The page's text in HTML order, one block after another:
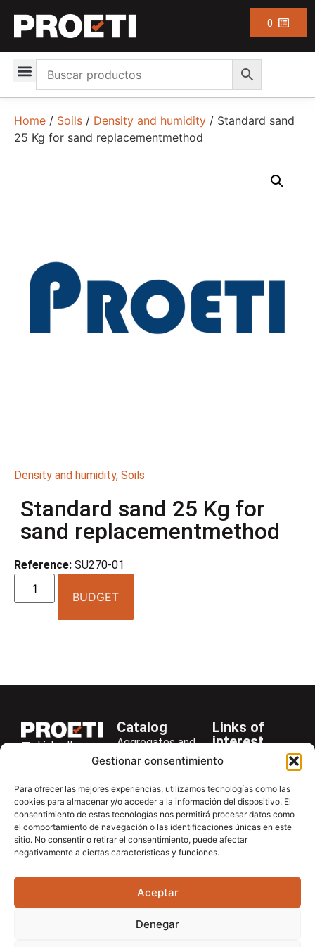
Gestionar consentimiento
Para ofrecer las mejores experiencias, utilizamos tecnologías como las
cookies para almacenar y/o acceder a la información del dispositivo. El
consentimiento de estas tecnologías nos permitirá procesar datos como
el comportamiento de navegación o las identificaciones únicas en este
sitio. No consentir o retirar el consentimiento, puede afectar
negativamente a ciertas características y funciones.
Aceptar
Denegar
0
Home / Soils / Density and humidity / Standard sand
25 Kg for sand replacementmethod
Density and humidity, Soils
Standard sand 25 Kg for
sand replacementmethod
Reference: SU270-01
BUDGET
LinkedIn
+34 916 28
29 40
proetisa@proetisa.com
Ctra de
Algete, Av
M-106, Km
Algete,
Catalog
Aggregates and
Rocks
Asphalt
Cements
Concrete
Soils
Soilmatic
Steels
Equipment
Links of
interest
Company
News
Newsletter
Download
Contac